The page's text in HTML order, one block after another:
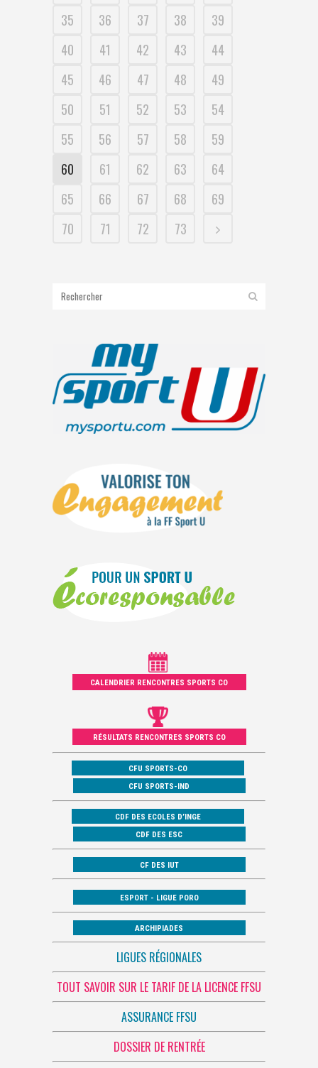
35
36 37 38
39
40
41 42 43
44
45
46 47 48
49
50
51 52 53
54
55
56 57 58
59
60
61 62 63
64
65
66 67 68
69
70
71 72 73
CALENDRIER RENCONTRES SPORTS CO
RÉSULTATS RENCONTRES SPORTS CO
CFU SPORTS-CO
CFU SPORTS-IND
CDF DES ECOLES D’INGE
CDF DES ESC
CF DES IUT
ESPORT - LIGUE PORO
ARCHIPIADES
LIGUES RÉGIONALES
TOUT SAVOIR SUR LE TARIF DE LA LICENCE FFSU
ASSURANCE FFSU
DOSSIER DE RENTRÉE